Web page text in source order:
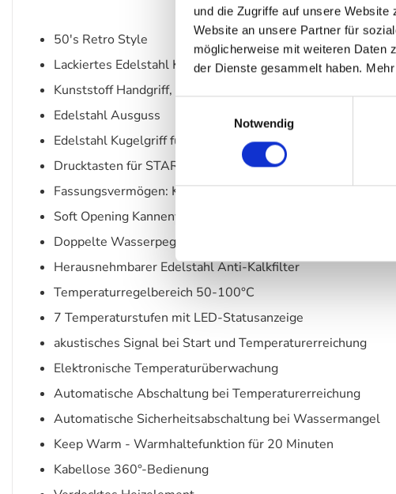
und die Zugriffe auf unsere
Website an unsere Partner für
möglicherweise mit weiteren Daten
der Dienste gesammelt haben.
Notwendig
50's Retro Style
Lackiertes Edelstahl Kannengehäuse und Verschluss
Kunststoff Handgriff, Griffeinlage verchromt
Edelstahl Ausguss
Edelstahl Kugelgriff für Temperaturwahl hinterleuchet
Drucktasten für START und Warmhaltefunktion, beleuchtet
Fassungsvermögen: Kanne 1,7 l circa 7 Tassen
Soft Opening Kannenverschluss
Doppelte Wasserpegelanzeige Liter/Tassen
Herausnehmbarer Edelstahl Anti-Kalkfilter
Temperaturregelbereich 50-100°C
7 Temperaturstufen mit LED-Statusanzeige
akustisches Signal bei Start und Temperaturerreichung
Elektronische Temperaturüberwachung
Automatische Abschaltung bei Temperaturerreichung
Automatische Sicherheitsabschaltung bei Wassermangel
Keep Warm - Warmhaltefunktion für 20 Minuten
Kabellose 360°-Bedienung